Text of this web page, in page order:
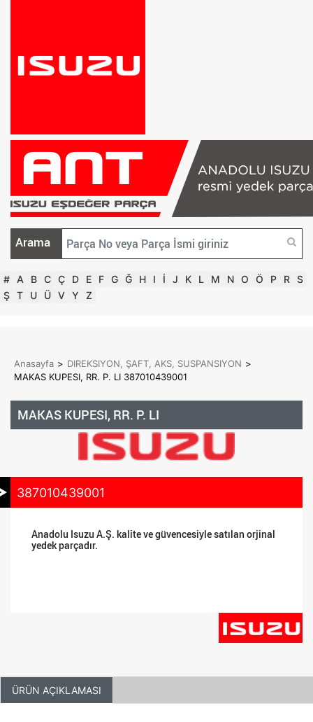
Arama
# A B C Ç D E F G Ğ H I İ J K L M N O Ö P R S
Ş T U Ü V Y Z
Anasayfa > DIREKSIYON, ŞAFT, AKS, SUSPANSIYON >
MAKAS KUPESI, RR. P. LI 387010439001
MAKAS KUPESI, RR. P. LI
387010439001
Anadolu Isuzu A.Ş. kalite ve güvencesiyle satılan orjinal
yedek parçadır.
ÜRÜN AÇIKLAMASI